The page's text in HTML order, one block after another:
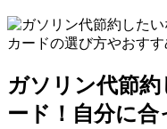
ガソリン代節
ード！自分に